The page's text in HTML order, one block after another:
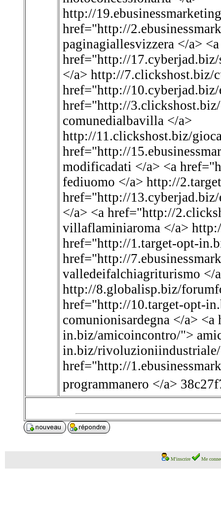
http://
href="http://
paginagiallesvizzera </a> <a
href="http://
</a> http://7.clickshost.biz/
href="http://
href="http://
comunedialbavilla </a>
http://11.clickshost.biz/
href="http://
modificadati </a> <a
fediuomo </a> http://
href="http://
</a> <a href="http://
villaflaminiaroma </a>
href="http://1.target-opt-
href="http://
valledeifalchiagriturismo </
http://8.globalisp.biz/
href="http://10.target-opt-
comunionisardegna </a>
in.biz/amicoincontro/">
in.biz/
href="http://
programmanero </a>
M'inscrire Me